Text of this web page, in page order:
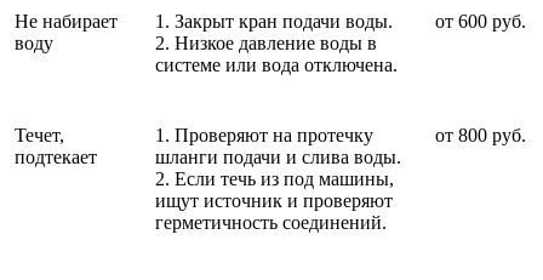
Не набирает
воду
1. Закрыт кран подачи воды.
2. Низкое давление воды в
системе или вода отключена.
от 600 руб.
Течет,
подтекает
1. Проверяют на протечку
шланги подачи и слива воды.
2. Если течь из под машины,
ищут источник и проверяют
герметичность соединений.
от 800 руб.